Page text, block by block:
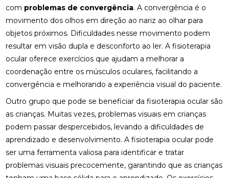
com problemas de convergência. A convergência é o
movimento dos olhos em direção ao nariz ao olhar para
objetos próximos. Dificuldades nesse movimento podem
resultar em visão dupla e desconforto ao ler. A fisioterapia
ocular oferece exercícios que ajudam a melhorar a
coordenação entre os músculos oculares, facilitando a
convergência e melhorando a experiência visual do paciente.
Outro grupo que pode se beneficiar da fisioterapia ocular são
as crianças. Muitas vezes, problemas visuais em crianças
podem passar despercebidos, levando a dificuldades de
aprendizado e desenvolvimento. A fisioterapia ocular pode
ser uma ferramenta valiosa para identificar e tratar
problemas visuais precocemente, garantindo que as crianças
SOBRE O TEMA
ESTRATÉGIAS PARA ALIVIAR O NEUROMA DE
MORTON COM PALMILHAS
FATORES QUE IMPACTAM O PREÇO DE PALMILHA
FISIOTERAPIA DE REABILITAÇÃO VESTIBULAR PARA
MELHORAR SEU EQUILÍBRIO
FISIOTERAPIA DE REABILITAÇÃO VESTIBULAR PARA
MELHORAR SEU EQUILÍBRIO
FISIOTERAPIA MOTORA E RESPIRATÓRIA:
BENEFÍCIOS E PRÁTICAS